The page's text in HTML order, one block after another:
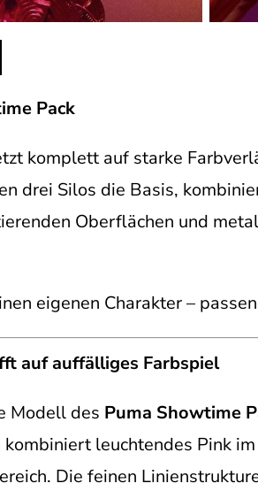
Pack
komplett auf starke
drei Silos die Basis,
Oberflächen und
eigenen Charakter –
auf auffälliges Farbspiel
Modell des Puma Showtime
leuchtendes Pink
Die feinen